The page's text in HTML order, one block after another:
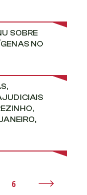
SOBRE
NO
6